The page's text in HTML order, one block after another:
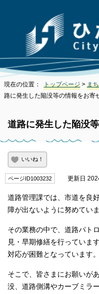
現在の位置： トップページ > ま
路に発生した陥没等の情報をお寄
道路に発生した陥没
いいね！
ページID1003232 更新日
道路管理課では、市道を良
障が出ないように努めていま
その業務の中で、道路パト
見・早期修繕を行っていま
対応が困難となっています。
そこで、皆さまにお願いが
没、道路側溝やカーブミラ